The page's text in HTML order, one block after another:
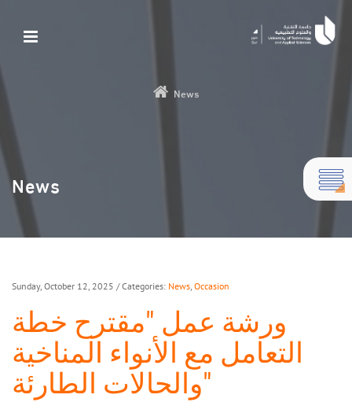
News
News
Sunday, October 12, 2025 / Categories: News Occasion
ورشة عمل "مقترح خطة
التعامل مع الأنواء المناخية
والحالات الطارئة"